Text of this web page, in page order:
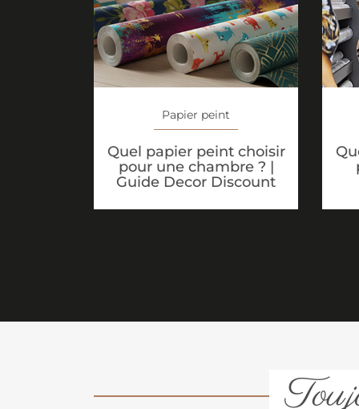
Papier peint
Quel papier peint choisir
pour une chambre ? |
Guide Decor Discount